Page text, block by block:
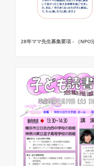
28年ママ先生募集要項 - （NPO